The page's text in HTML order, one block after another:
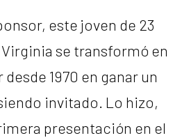
este joven de 23
se transformó en
1970 en ganar un
invitado. Lo hizo,
presentación en el